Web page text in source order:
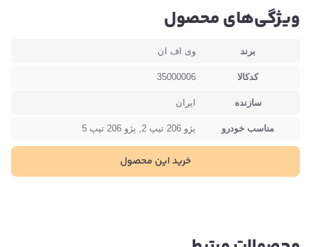
ویژگی‌های محصول
برند وی اف ان
کدکالا 35000006
سازنده ایران
مناسب خودرو پژو 206 تیپ 2, پژو 206 تیپ 5
خرید این محصول